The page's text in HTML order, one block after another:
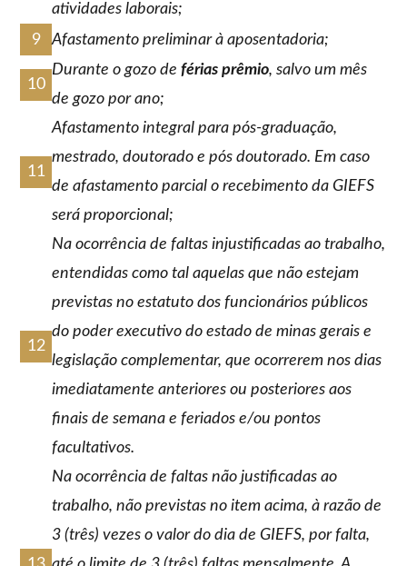
atividades laborais;
Afastamento preliminar à aposentadoria;
Durante o gozo deférias prêmio, salvo um mês
de gozo por ano;
Afastamento integral para pós-graduação,
mestrado, doutorado e pós doutorado. Em caso
de afastamento parcial o recebimento da GIEFS
será proporcional;
Na ocorrência de faltas injustificadas ao trabalho,
entendidas como tal aquelas que não estejam
previstas no estatuto dos funcionários públicos
do poder executivo do estado de minas gerais e
legislação complementar, que ocorrerem nos dias
imediatamente anteriores ou posteriores aos
finais de semana e feriados e/ou pontos
facultativos.
Na ocorrência de faltas não justificadas ao
trabalho, não previstas no item acima, à razão de
3 (três) vezes o valor do dia de GIEFS, por falta,